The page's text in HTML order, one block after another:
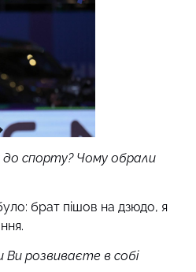
спорту? Чому обрали
брат пішов на дзюдо, я
Ви розвиваєте в собі